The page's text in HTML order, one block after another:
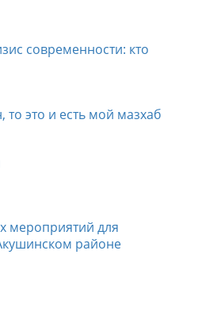
современности: кто
то это и есть мой мазхаб
мероприятий для
районе